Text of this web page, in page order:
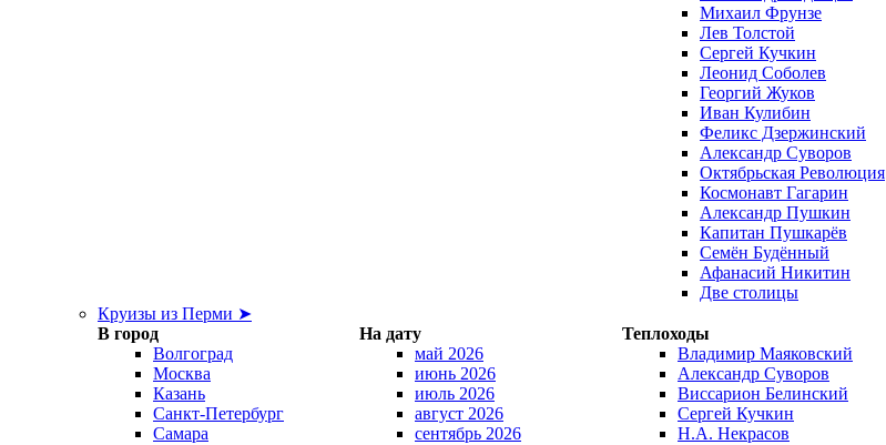
Михаил Фрунзе
Лев Толстой
Сергей Кучкин
Леонид Соболев
Георгий Жуков
Иван Кулибин
Феликс Дзержинский
Александр Суворов
Октябрьская Революция
Космонавт Гагарин
Александр Пушкин
Капитан Пушкарёв
Семён Будённый
Афанасий Никитин
Две столицы
Круизы из Перми ➤
В город
На дату
Теплоходы
Волгоград
Москва
Казань
Санкт-Петербург
Самара
май 2026
июнь 2026
июль 2026
август 2026
сентябрь 2026
Владимир Маяковский
Александр Суворов
Виссарион Белинский
Сергей Кучкин
Н.А. Некрасов